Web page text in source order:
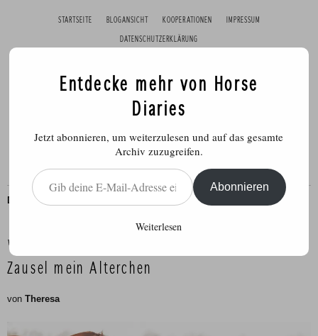
STARTSEITE BLOGANSICHT KOOPERATIONEN IMPRESSUM
DATENSCHUTZERKLÄRUNG
DOC ,GESUNDHEIT
Veröffentlicht am
Zausel mein Alterchen
von Theresa
Entdecke mehr von Horse
Diaries
Jetzt abonnieren, um weiterzulesen und auf das gesamte
Archiv zuzugreifen.
Gib deine E-Mail-Adresse ein ...
Abonnieren
Weiterlesen